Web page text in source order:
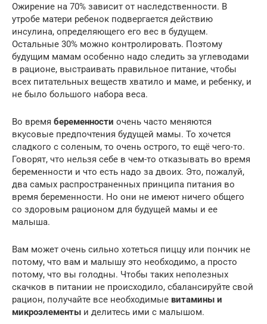
Ожирение на 70% зависит от наследственности. В
утробе матери ребенок подвергается действию
инсулина, определяющего его вес в будущем.
Остальные 30% можно контролировать. Поэтому
будущим мамам особенно надо следить за углеводами
в рационе, выстраивать правильное питание, чтобы
всех питательных веществ хватило и маме, и ребенку, и
не было большого набора веса.
Во время беременности очень часто меняются
вкусовые предпочтения будущей мамы. То хочется
сладкого с соленым, то очень острого, то ещё чего-то.
Говорят, что нельзя себе в чем-то отказывать во время
беременности и что есть надо за двоих. Это, пожалуй,
два самых распространенных принципа питания во
время беременности. Но они не имеют ничего общего
со здоровым рационом для будущей мамы и ее
малыша.
Вам может очень сильно хотеться пиццу или пончик не
потому, что вам и малышу это необходимо, а просто
потому, что вы голодны. Чтобы таких неполезных
скачков в питании не происходило, сбалансируйте свой
рацион, получайте все необходимые витамины и
микроэлементы и делитесь ими с малышом.